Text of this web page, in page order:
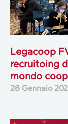
Legacoop
recruitoing
mondo
28 Gennaio